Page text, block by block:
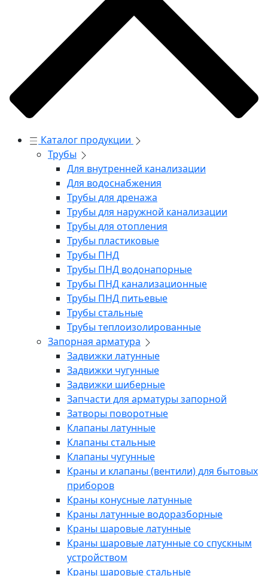
Каталог продукции
Трубы
Для внутренней канализации
Для водоснабжения
Трубы для дренажа
Трубы для наружной канализации
Трубы для отопления
Трубы пластиковые
Трубы ПНД
Трубы ПНД водонапорные
Трубы ПНД канализационные
Трубы ПНД питьевые
Трубы стальные
Трубы теплоизолированные
Запорная арматура
Задвижки латунные
Задвижки чугунные
Задвижки шиберные
Запчасти для арматуры запорной
Затворы поворотные
Клапаны латунные
Клапаны стальные
Клапаны чугунные
Краны и клапаны (вентили) для бытовых
приборов
Краны конусные латунные
Краны латунные водоразборные
Краны шаровые латунные
Краны шаровые латунные со спускным
устройством
Краны шаровые стальные